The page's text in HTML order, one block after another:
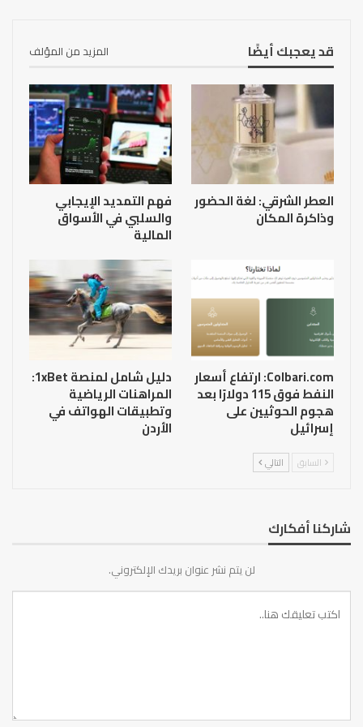
قد يعجبك أيضًا المزيد من المؤلف
العطر الشرقي: لغة الحضور
وذاكرة المكان
فهم التمديد الإيجابي
والسلبي في الأسواق
المالية
Colbari.com: ارتفاع أسعار
النفط فوق 115 دولارًا بعد
هجوم الحوثيين على
إسرائيل
دليل شامل لمنصة 1xBet:
المراهنات الرياضية
وتطبيقات الهواتف في
الأردن
السابق التالي
شاركنا أفكارك
لن يتم نشر عنوان بريدك الإلكتروني.